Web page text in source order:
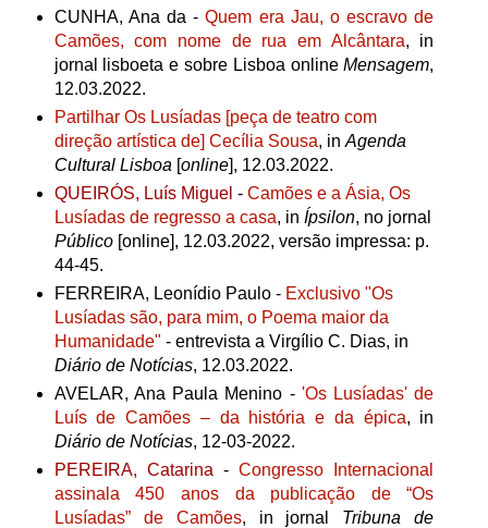
CUNHA, Ana da -Quem era Jau, o escravo de
Camões, com nome de rua em Alcântara, in
jornal lisboeta e sobre Lisboa onlineMensagem,
12.03.2022.
Partilhar Os Lusíadas [peça de teatro com
direção artística de] Cecília Sousa, in Agenda
Cultural Lisboa [online], 12.03.2022.
QUEIRÓS, Luís Miguel - Camões e a Ásia, Os
Lusíadas de regresso a casa, in Ípsilon, no jornal
Público[online], 12.03.2022, versão impressa: p.
44-45.
FERREIRA, Leonídio Paulo - Exclusivo "Os
Lusíadas são, para mim, o Poema maior da
Humanidade" - entrevista a Virgílio C. Dias, in
Diário de Notícias, 12.03.2022.
AVELAR, Ana Paula Menino - 'Os Lusíadas' de
Luís de Camões – da história e da épica, in
Diário de Notícias, 12-03-2022.
PEREIRA, Catarina -Congresso Internacional
assinala 450 anos da publicação de “Os
Lusíadas” de Camões, in jornal Tribuna de